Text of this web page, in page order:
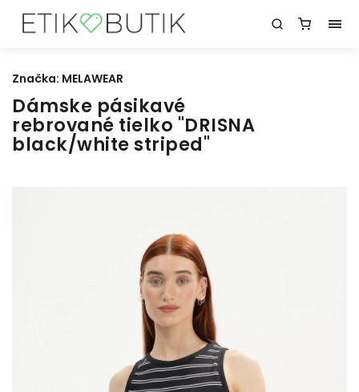
Dámske pásikavé
rebrované tielko "DRISNA
black/white striped"
Značka: MELAWEAR